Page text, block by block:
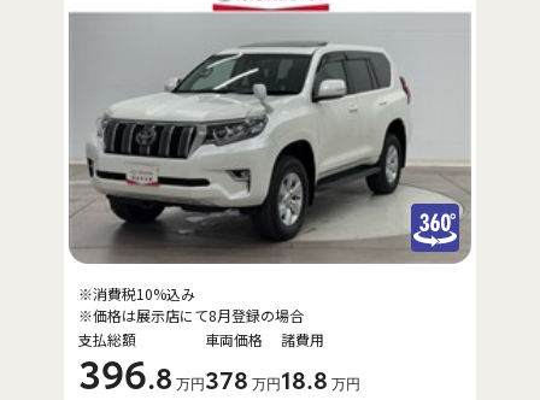
支払総額
396.8 万円
車両価格
378 万円
諸費用
18.8 万円
※消費税10%込み
※価格は展示店にて8月登録の場合